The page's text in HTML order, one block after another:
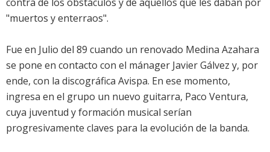
"muertos y enterraos".
Fue en Julio del 89 cuando un renovado Medina Azahara
se pone en contacto con el mánager Javier Gálvez y, por
ende, con la discográfica Avispa. En ese momento,
ingresa en el grupo un nuevo guitarra, Paco Ventura,
cuya juventud y formación musical serían
progresivamente claves para la evolución de la banda.